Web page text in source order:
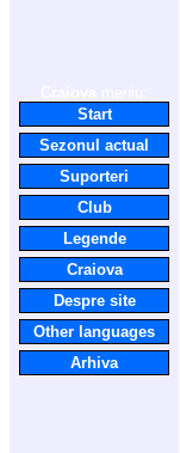
Start
Sezonul actual
Suporteri
Club
Legende
Craiova
Despre site
Other languages
Arhiva